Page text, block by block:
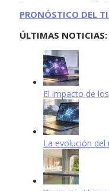
PRONÓSTICO DEL
ÚLTIMAS NOTICIAS:
El impacto de
La evolución